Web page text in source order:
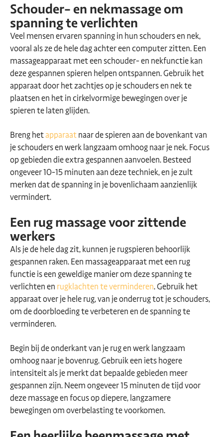
Schouder- en nekmassage om
spanning te verlichten
Veel mensen ervaren spanning in hun schouders en nek,
vooral als ze de hele dag achter een computer zitten. Een
massageapparaat met een schouder- en nekfunctie kan
deze gespannen spieren helpen ontspannen. Gebruik het
apparaat door het zachtjes op je schouders en nek te
plaatsen en het in cirkelvormige bewegingen over je
spieren te laten glijden.
Breng hetapparaatnaar de spieren aan de bovenkant van
je schouders en werk langzaam omhoog naar je nek. Focus
op gebieden die extra gespannen aanvoelen. Besteed
ongeveer 10-15 minuten aan deze techniek, en je zult
merken dat de spanning in je bovenlichaam aanzienlijk
vermindert.
Een rug massage voor zittende
werkers
Als je de hele dag zit, kunnen je rugspieren behoorlijk
gespannen raken. Een massageapparaat met een rug
functie is een geweldige manier om deze spanning te
verlichten en rugklachten te verminderen. Gebruik het
apparaat over je hele rug, van je onderrug tot je schouders,
om de doorbloeding te verbeteren en de spanning te
verminderen.
Begin bij de onderkant van je rug en werk langzaam
omhoog naar je bovenrug. Gebruik een iets hogere
intensiteit als je merkt dat bepaalde gebieden meer
gespannen zijn. Neem ongeveer 15 minuten de tijd voor
deze massage en focus op diepere, langzamere
bewegingen om overbelasting te voorkomen.